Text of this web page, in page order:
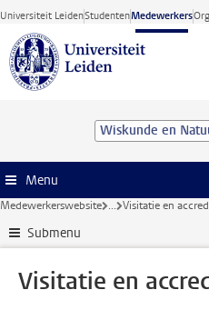
Ga direct naar de inhoud
Universiteit LeidenStudentenMedewerkers
Menu
Medewerkerswebsite ... Visitatie en
Submenu
Visitatie en